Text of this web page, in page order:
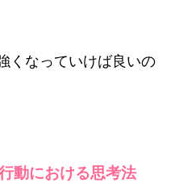
くなっていけば良いの
動における思考法